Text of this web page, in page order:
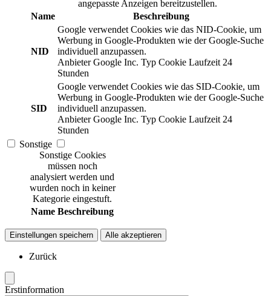
angepasste Anzeigen bereitzustellen.
Name
Beschreibung
NID
Google verwendet Cookies wie das NID-Cookie, um
Werbung in Google-Produkten wie der Google-Suche
individuell anzupassen.
Anbieter Google Inc. Typ Cookie Laufzeit 24
Stunden
SID
Google verwendet Cookies wie das SID-Cookie, um
Werbung in Google-Produkten wie der Google-Suche
individuell anzupassen.
Anbieter Google Inc. Typ Cookie Laufzeit 24
Stunden
Sonstige
Sonstige Cookies
müssen noch
analysiert werden und
wurden noch in keiner
Kategorie eingestuft.
Name Beschreibung
Einstellungen speichern Alle akzeptieren
Zurück
Erstinformation